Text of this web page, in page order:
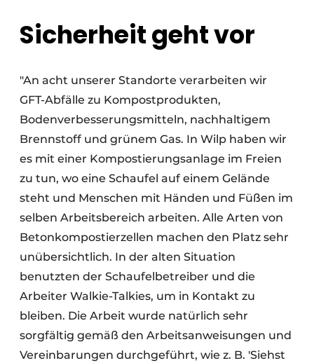
Sicherheit geht vor
"An acht unserer Standorte verarbeiten wir
GFT-Abfälle zu Kompostprodukten,
Bodenverbesserungsmitteln, nachhaltigem
Brennstoff und grünem Gas. In Wilp haben wir
es mit einer Kompostierungsanlage im Freien
zu tun, wo eine Schaufel auf einem Gelände
steht und Menschen mit Händen und Füßen im
selben Arbeitsbereich arbeiten. Alle Arten von
Betonkompostierzellen machen den Platz sehr
unübersichtlich. In der alten Situation
benutzten der Schaufelbetreiber und die
Arbeiter Walkie-Talkies, um in Kontakt zu
bleiben. Die Arbeit wurde natürlich sehr
sorgfältig gemäß den Arbeitsanweisungen und
Vereinbarungen durchgeführt, wie z. B. 'Siehst